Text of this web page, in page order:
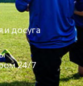
и досуга
24/7